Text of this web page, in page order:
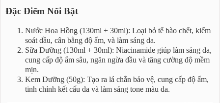
Đặc Điểm Nổi Bật
Nước Hoa Hồng (130ml + 30ml): Loại bỏ tế bào chết, kiểm
soát dầu, cân bằng độ ẩm, và làm sáng da.
Sữa Dưỡng (130ml + 30ml): Niacinamide giúp làm sáng da,
cung cấp độ ẩm sâu, ngăn ngừa dầu và tăng cường độ mềm
mịn.
Kem Dưỡng (50g): Tạo ra lá chắn bảo vệ, cung cấp độ ẩm,
tinh chỉnh kết cấu da và làm sáng tone màu da.